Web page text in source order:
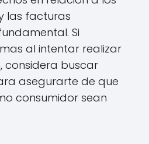
las facturas
Si
al intentar realizar
considera buscar
asegurarte de que
consumidor sean